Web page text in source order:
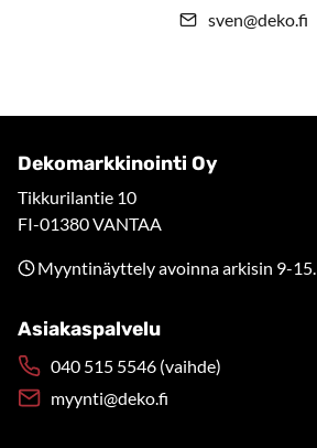
sven@deko.fi
Dekomarkkinointi Oy
Tikkurilantie 10
FI-01380 VANTAA
Myyntinäyttely avoinna arkisin 9-15.
Asiakaspalvelu
040 515 5546 (vaihde)
myynti@deko.fi